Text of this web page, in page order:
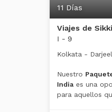
11 Días
Viajes de
I - 9
Kolkata -
Nuestro
India es una
para aquellos